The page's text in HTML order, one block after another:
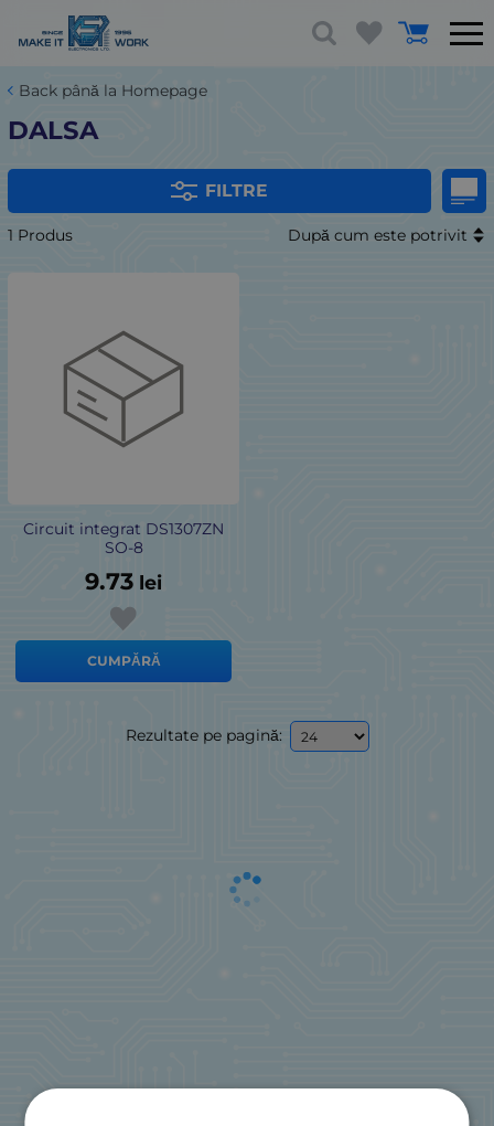
Back până la Homepage
DALSA
FILTRE
1 Produs După cum este potrivit
Circuit integrat DS1307ZN
SO-8
9.73 lei
CUMPĂRĂ
Rezultate pe pagină: